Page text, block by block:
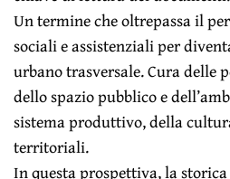
Un termine che oltrepassa il
sociali e assistenziali per
urbano trasversale. Cura delle
dello spazio pubblico e
sistema produttivo, della
territoriali.
In questa prospettiva, la